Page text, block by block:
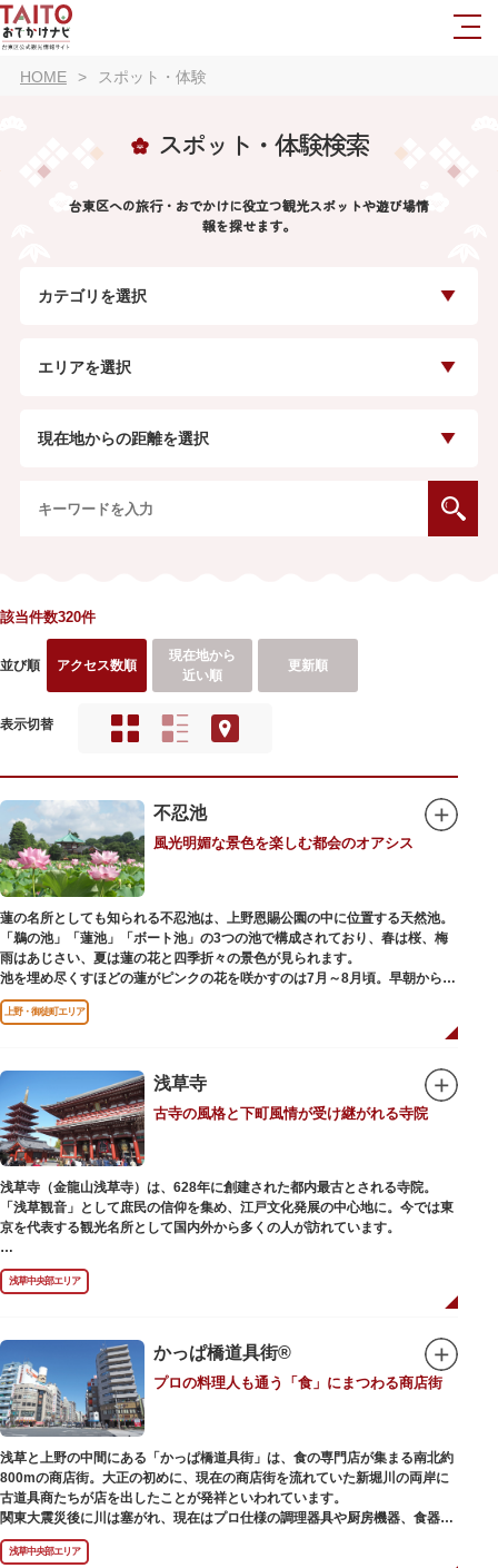
HOME スポット・体験
スポット・体験検索
台東区への旅行・おでかけに役立つ観光スポットや遊び場情
報を探せます。
カテゴリを選択
エリアを選択
現在地からの距離を選択
該当件数320件
並び順 アクセス数順
現在地から
近い順
更新順
表示切替
不忍池
風光明媚な景色を楽しむ都会のオアシス
蓮の名所としても知られる不忍池は、上野恩賜公園の中に位置する天然池。
「鵜の池」「蓮池」「ボート池」の3つの池で構成されており、春は桜、梅
雨はあじさい、夏は蓮の花と四季折々の景色が見られます。
池を埋め尽くすほどの蓮がピンクの花を咲かすのは7月～8月頃。早朝から午
前のみ開花するので、シーズン中は多くの観光客が朝早くから池を訪れま
す。綺麗な蓮の花を近くから観察できるデッキを散歩しながら朝の不忍池を
から池を眺めれば、新しい発見ができるかもしれません。また、「鵜の池」
にはマガモ・オナガガモなどたくさんの鴨や渡り鳥が訪れます。大都会の中
でバードウォッチングができる珍しいスポットです。
ファミリーで、カップルで、または一人でゆったりと、思い思いの時間をお
過ごしください。
上野・御徒町エリア
浅草寺
古寺の風格と下町風情が受け継がれる寺院
浅草寺（金龍山浅草寺）は、628年に創建された都内最古とされる寺院。
「浅草観音」として庶民の信仰を集め、江戸文化発展の中心地に。今では東
京を代表する観光名所として国内外から多くの人が訪れています。
浅草の象徴とも言える「雷門（風雷神門）」は、高さ3.9mの大提灯と風神雷
神像が安置された浅草寺の総門。本堂前には2体の仁王尊像が並ぶ山門「宝
蔵門」が建ち、参拝客を堂々と迎えてくれます。本堂前には、邪気を払うご
身を清めましょう。「観音堂」とも呼ばれる本堂にはご本尊の聖観世音菩薩
が祀られており、毎日定時に法要が執り行われています。
境内の歴史ある建造物も必見です。ひと際目立つ五重塔、国指定重要文化財
の二天門、浅草名所七福神のひとつ・大黒天が祀られた影向堂（ようごうど
う）など、悠久の時に思いを馳せて見学をお楽しみください。
日没後はライトアップされ、朱塗りの建物がより一層鮮やかに浮かび上がり
ます。昼間は約90店舗が軒を連ねる仲見世のお店も閉まり、シャッターに描
かれた「浅草絵巻」を楽しめるのも夜の醍醐味。撮影スポットやデートスポ
ットにもおすすめです。昼間と比べて人が少なくゆっくり巡れるので、足を
運んでみてはいかがでしょうか。
浅草中央部エリア
かっぱ橋道具街®
プロの料理人も通う「食」にまつわる商店街
浅草と上野の中間にある「かっぱ橋道具街」は、食の専門店が集まる南北約
800mの商店街。大正の初めに、現在の商店街を流れていた新堀川の両岸に
古道具商たちが店を出したことが発祥といわれています。
関東大震災後に川は塞がれ、現在はプロ仕様の調理器具や厨房機器、食器、
包材、調理衣装など「食」にまつわる約170軒の専門店が集まる個性的な専
門商店街として賑わいを見せています。もちろん、ほとんどのお店が小売に
浅草中央部エリア